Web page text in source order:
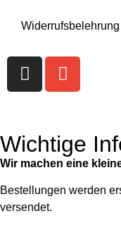
Widerrufsbelehrung
Wichtige
Wir machen eine
Bestellungen werden
versendet.